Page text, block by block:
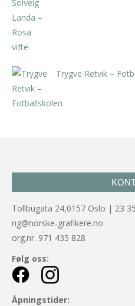
Trygve Retvik –
Tollbugata 24,0157 Oslo | 23
ng@norske-grafikere.no
org.nr. 971 435 828
Følg oss:
Åpningstider: